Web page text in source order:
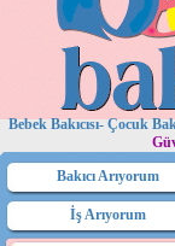
Bebek Bakıcısı- Çocuk
Bakıcı Arıyorum
İş Arıyorum